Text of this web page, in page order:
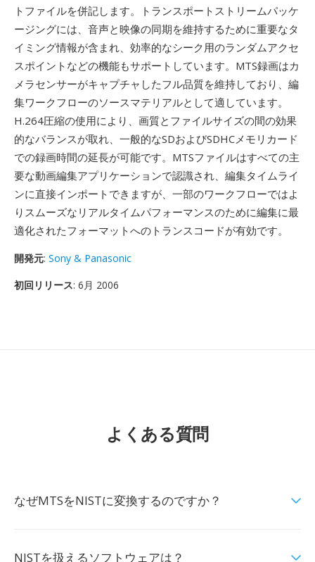
トファイルを併記します。トランスポートストリームパッケ
ージングには、音声と映像の同期を維持するために重要なタ
イミング情報が含まれ、効率的なシーク用のランダムアクセ
スポイントなどの機能もサポートしています。MTS録画はカ
メラセンサーがキャプチャしたフル品質を維持しており、編
集ワークフローのソースマテリアルとして適しています。
H.264圧縮の使用により、画質とファイルサイズの間の効果
的なバランスが取れ、一般的なSDおよびSDHCメモリカード
での録画時間の延長が可能です。MTSファイルはすべての主
要な動画編集アプリケーションで認識され、編集タイムライ
ンに直接インポートできますが、一部のワークフローではよ
りスムーズなリアルタイムパフォーマンスのために編集に最
適化されたフォーマットへのトランスコードが有効です。
開発元: Sony & Panasonic
初回リリース: 6月 2006
よくある質問
なぜMTSをNISTに変換するのですか？
NISTを扱えるソフトウェアは？